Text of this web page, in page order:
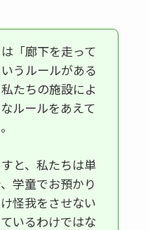
「廊下を走って
うルールがある
たちの施設によ
ルールをあえて
と、私たちは単
学童でお預かり
怪我をさせない
いるわけではな